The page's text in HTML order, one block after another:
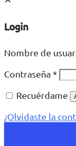
Login
Nombre de
Contraseña *
Recuérdame
¿Olvidaste la